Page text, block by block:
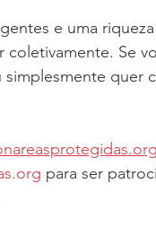
e uma
Se
quer
para ser